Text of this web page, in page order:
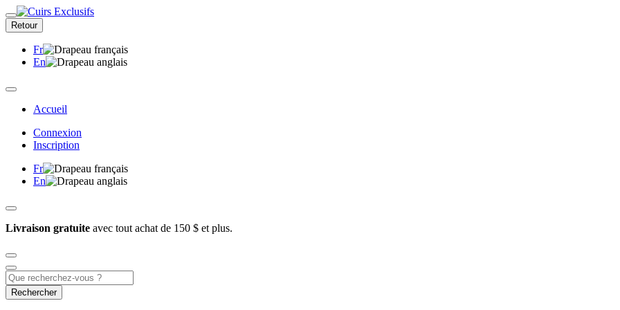
Retour
Fr
En
Accueil
Connexion
Inscription
Fr
En
Livraison gratuite avec tout achat de 150 $ et plus.
Rechercher